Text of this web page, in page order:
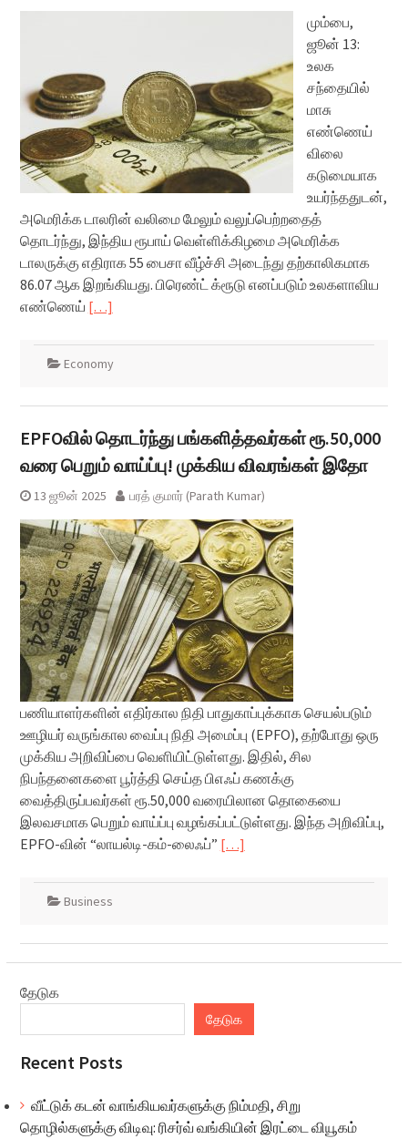
மும்பை,
ஜூன் 13:
உலக
சந்தையில்
மாசு
எண்ணெய்
விலை
கடுமையாக
உயர்ந்ததுடன்,
அமெரிக்க டாலரின் வலிமை மேலும் வலுப்பெற்றதைத்
தொடர்ந்து, இந்திய ரூபாய் வெள்ளிக்கிழமை அமெரிக்க
டாலருக்கு எதிராக 55 பைசா வீழ்ச்சி அடைந்து தற்காலிகமாக
86.07 ஆக இறங்கியது. பிரெண்ட் க்ரூடு எனப்படும் உலகளாவிய
எண்ணெய் […]
Economy
EPFOவில் தொடர்ந்து பங்களித்தவர்கள் ரூ.50,000
வரை பெறும் வாய்ப்பு! முக்கிய விவரங்கள் இதோ
13 ஜூன் 2025 பரத் குமார் (Parath Kumar)
பணியாளர்களின் எதிர்கால நிதி பாதுகாப்புக்காக செயல்படும்
ஊழியர் வருங்கால வைப்பு நிதி அமைப்பு (EPFO), தற்போது ஒரு
முக்கிய அறிவிப்பை வெளியிட்டுள்ளது. இதில், சில
நிபந்தனைகளை பூர்த்தி செய்த பிஎஃப் கணக்கு
வைத்திருப்பவர்கள் ரூ.50,000 வரையிலான தொகையை
இலவசமாக பெறும் வாய்ப்பு வழங்கப்பட்டுள்ளது. இந்த அறிவிப்பு,
EPFO-வின் “லாயல்டி-கம்-லைஃப்” […]
Business
தேடுக
தேடுக
Recent Posts
வீட்டுக் கடன் வாங்கியவர்களுக்கு நிம்மதி, சிறு
தொழில்களுக்கு விடிவு: ரிசர்வ் வங்கியின் இரட்டை வியூகம்